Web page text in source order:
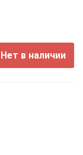
Нет в наличии